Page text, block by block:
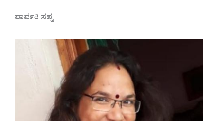
ಪಾರ್ವತಿ ಸಪ್ನ